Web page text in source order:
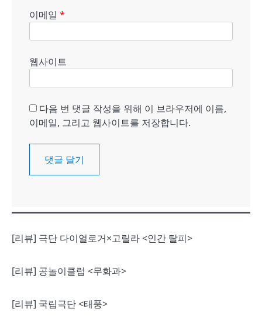
이메일 *
웹사이트
다음 번 댓글 작성을 위해 이 브라우저에 이름,
이메일, 그리고 웹사이트를 저장합니다.
[리뷰] 극단 다이얼로거×고릴라 <인간 탈피>
[리뷰] 공놀이클럽 <무화과>
[리뷰] 국립극단 <태풍>